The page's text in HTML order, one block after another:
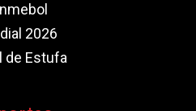
2026
de Estufa